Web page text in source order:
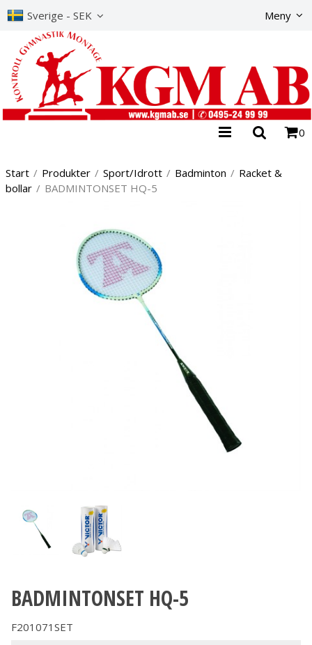
Sverige - SEK Meny
0
Start / Produkter / Sport/Idrott / Badminton / Racket &
bollar / BADMINTONSET HQ-5
BADMINTONSET HQ-5
F201071SET